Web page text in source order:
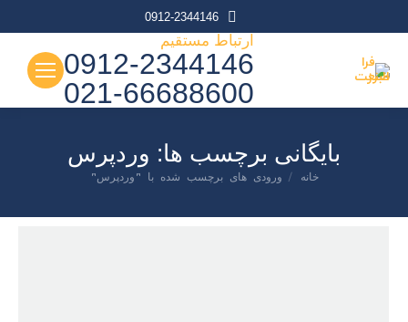
0912-2344146
ارتباط مستقیم
0912-2344146
021-66688600
بایگانی برچسب ها: وردپرس
شما اینجا هستید:
خانه ورودی های برچسب شده با "وردپرس"